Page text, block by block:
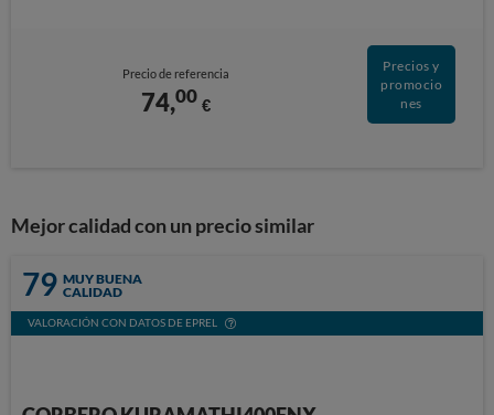
Precio de referencia
74,00 €
Precios y
promocio
nes
Mejor calidad con un precio similar
79 MUY BUENA
CALIDAD
VALORACIÓN CON DATOS DE EPREL